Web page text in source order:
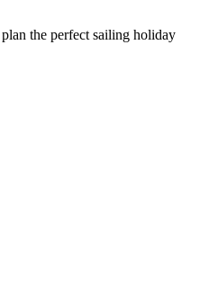
the perfect sailing holiday